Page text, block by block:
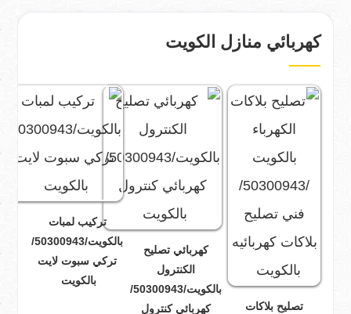
كهربائي منازل الكويت
تصليح بلاكات
كهربائي تصليح
الكنترول
بالكويت/50300943/
كهربائي كنترول
تركيب لمبات
بالكويت/50300943/
تركي سبوت لايت
بالكويت